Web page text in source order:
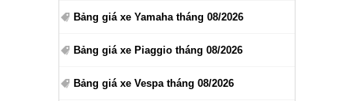
Bảng giá xe Yamaha tháng 08/2026
Bảng giá xe Piaggio tháng 08/2026
Bảng giá xe Vespa tháng 08/2026